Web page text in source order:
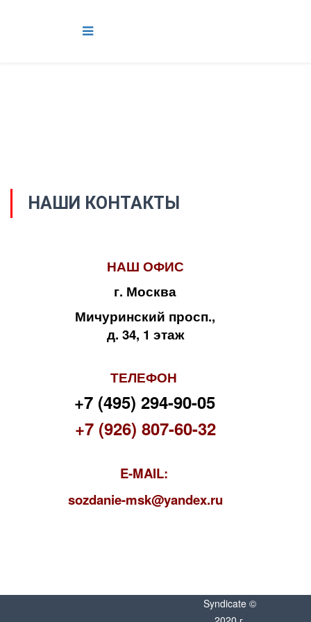
НАШИ КОНТАКТЫ
НАШ ОФИС
г. Москва
Мичуринский просп.,
д. 34, 1 этаж
ТЕЛЕФОН
+7 (495) 294-90-05
+7 (926) 807-60-32
E-MAIL:
sozdanie-msk@yandex.ru
Syndicate ©